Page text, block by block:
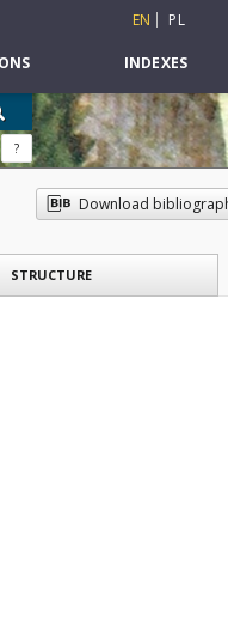
EN PL
INDEXES
?
Download
STRUCTURE